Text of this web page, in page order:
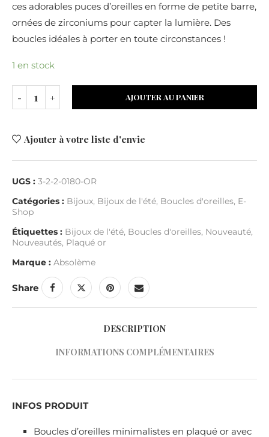
ces adorables puces d’oreilles en forme de petite barre,
ornées de zirconiums pour capter la lumière. Des
boucles idéales à porter en toute circonstances !
1 en stock
AJOUTER AU PANIER
Ajouter à votre liste d'envie
UGS : 3-2-2-0180-OR
Catégories : Bijoux, Bijoux de l'été, Boucles d'oreilles, E-
Shop
Étiquettes : Bijoux de l'été, Boucles d'oreilles, Nouveauté,
Nouveautés, Plaqué or
Marque : Absolème
Share
DESCRIPTION
INFORMATIONS COMPLÉMENTAIRES
INFOS PRODUIT
Boucles d’oreilles minimalistes en plaqué or avec